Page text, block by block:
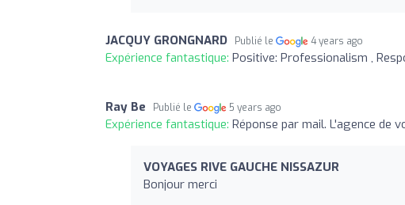
JACQUY GRONGNARD Publié le 4 years ago
Expérience fantastique: Positive: Professionalism ,
Ray Be Publié le 5 years ago
Expérience fantastique: Réponse par mail. L'agence de
VOYAGES RIVE GAUCHE NISSAZUR
Bonjour merci